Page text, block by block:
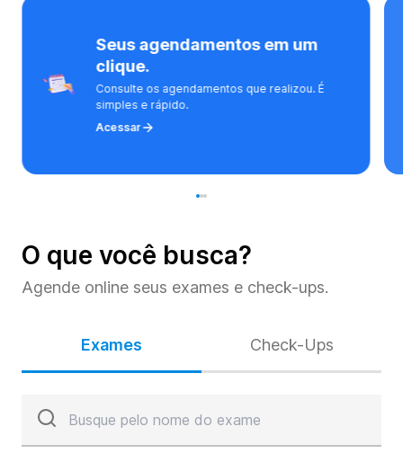
Seus agendamentos em um
clique.
Consulte os agendamentos que realizou. É
simples e rápido.
Acessar
O que você busca?
Agende online seus exames e check-ups.
Exames Check-Ups